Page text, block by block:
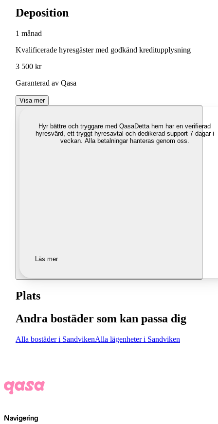
Deposition
1 månad
Kvalificerade hyresgäster med godkänd kreditupplysning
3 500 kr
Garanterad av Qasa
Visa mer
Hyr bättre och tryggare med QasaDetta hem har en verifierad
hyresvärd, ett tryggt hyresavtal och dedikerad support 7 dagar i
veckan. Alla betalningar hanteras genom oss.
Läs mer
Plats
Andra bostäder som kan passa dig
Alla bostäder i SandvikenAlla lägenheter i Sandviken
Navigering